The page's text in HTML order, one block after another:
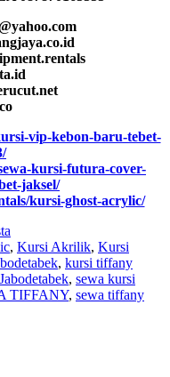
vip-kebon-baru-tebet-
kursi-futura-cover-
jaksel/
kursi-ghost-acrylic/
, Kursi Akrilik, Kursi
, kursi tiffany
, sewa kursi
TIFFANY, sewa tiffany